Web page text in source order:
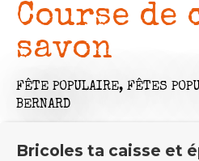
Course de
savon
FÊTE POPULAIRE, FÊTES
BERNARD
Bricoles ta caisse et